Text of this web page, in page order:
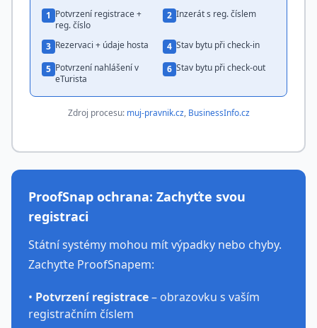
1 Potvrzení registrace +
reg. číslo
2 Inzerát s reg. číslem
3 Rezervaci + údaje hosta 4 Stav bytu při check-in
5 Potvrzení nahlášení v
eTurista
6 Stav bytu při check-out
Zdroj procesu: muj-pravnik.cz, BusinessInfo.cz
ProofSnap ochrana: Zachyťte svou
registraci
Státní systémy mohou mít výpadky nebo chyby.
Zachyťte ProofSnapem:
• Potvrzení registrace– obrazovku s vaším
registračním číslem